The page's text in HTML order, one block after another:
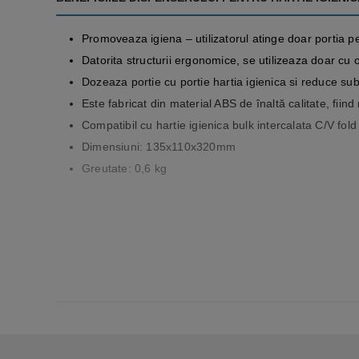
Promoveaza igiena – utilizatorul atinge doar portia
Datorita structurii ergonomice, se utilizeaza doar cu
Dozeaza portie cu portie hartia igienica si reduce
Este fabricat din material ABS de înaltă calitate,
Compatibil cu hartie igienica bulk intercalata C/V fold
Dimensiuni: 135x110x320mm
Greutate: 0,6 kg